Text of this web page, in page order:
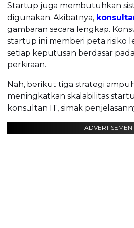
Startup juga membutuhkan
digunakan. Akibatnya,
gambaran secara lengkap.
startup ini memberi peta risiko
setiap keputusan berdasar
perkiraan.
Nah, berikut tiga strategi
meningkatkan skalabilitas
konsultan IT, simak